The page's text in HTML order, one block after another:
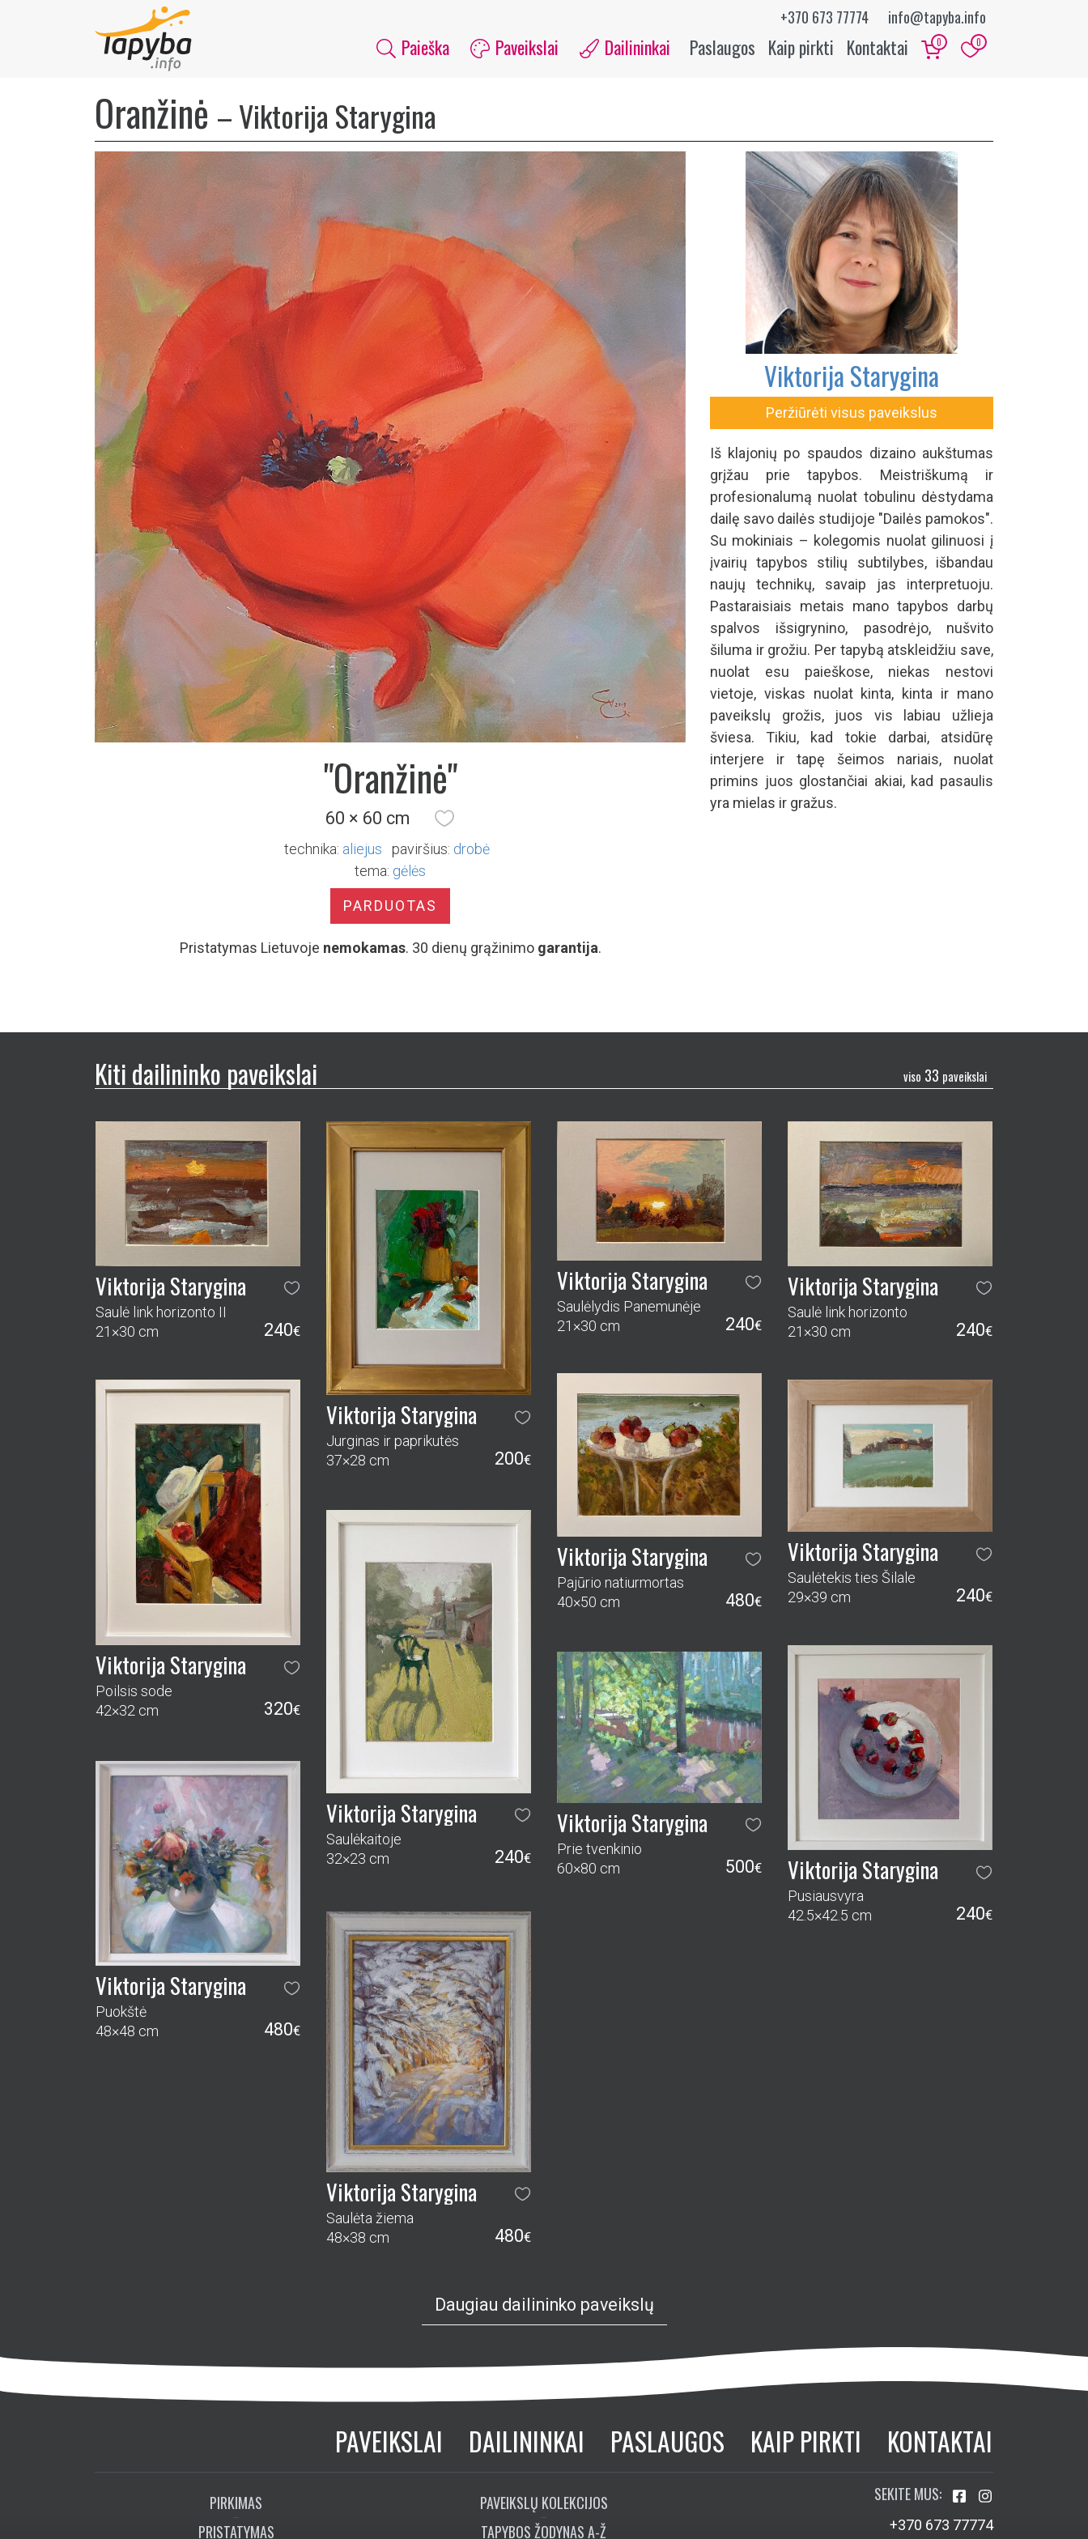
+370 673 77774 info@tapyba.info
Paieška Paveikslai Dailininkai Paslaugos Kaip pirkti Kontaktai 0 0
Oranžinė –Viktorija Starygina
"Oranžinė"
60 × 60 cm
technika: aliejus paviršius: drobė
tema: gėlės
PARDUOTAS
Pristatymas Lietuvoje nemokamas. 30 dienų grąžinimo garantija.
Viktorija Starygina
Peržiūrėti visus paveikslus
Iš klajonių po spaudos dizaino aukštumas
grįžau prie tapybos. Meistriškumą ir
profesionalumą nuolat tobulinu dėstydama
dailę savo dailės studijoje "Dailės pamokos".
Su mokiniais – kolegomis nuolat gilinuosi į
įvairių tapybos stilių subtilybes, išbandau
naujų technikų, savaip jas interpretuoju.
Pastaraisiais metais mano tapybos darbų
spalvos išsigrynino, pasodrėjo, nušvito
šiluma ir grožiu. Per tapybą atskleidžiu save,
nuolat esu paieškose, niekas nestovi
vietoje, viskas nuolat kinta, kinta ir mano
paveikslų grožis, juos vis labiau užlieja
šviesa. Tikiu, kad tokie darbai, atsidūrę
interjere ir tapę šeimos nariais, nuolat
primins juos glostančiai akiai, kad pasaulis
yra mielas ir gražus.
Kiti dailininko paveikslai viso 33 paveikslai
Viktorija Starygina
Saulė link horizonto II
21×30 cm
240€
Viktorija Starygina
Jurginas ir paprikutės
37×28 cm
200€
Viktorija Starygina
Saulėlydis Panemunėje
21×30 cm
240€
Viktorija Starygina
Saulė link horizonto
21×30 cm
240€
Viktorija Starygina
Pajūrio natiurmortas
40×50 cm
480€
Viktorija Starygina
Poilsis sode
42×32 cm
320€
Viktorija Starygina
Saulėtekis ties Šilale
29×39 cm
240€
Viktorija Starygina
Saulėkaitoje
32×23 cm
240€ Viktorija Starygina
Pusiausvyra
42.5×42.5 cm
240€
Viktorija Starygina
Prie tvenkinio
60×80 cm
500€
Viktorija Starygina
Puokštė
48×48 cm
480€
Viktorija Starygina
Saulėta žiema
48×38 cm
480€
Daugiau dailininko paveikslų
PAVEIKSLAI DAILININKAI PASLAUGOS KAIP PIRKTI KONTAKTAI
PIRKIMAS
PRISTATYMAS
PAVEIKSLŲ KOLEKCIJOS
TAPYBOS ŽODYNAS A-Ž
SEKITE MUS:
+370 673 77774